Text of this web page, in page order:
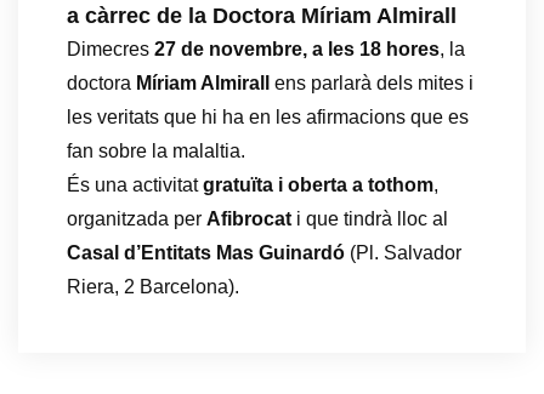
a càrrec de la Doctora Míriam Almirall
Dimecres 27 de novembre, a les 18 hores, la
doctora Míriam Almirall
ens parlarà dels mites i
les veritats que hi ha en les afirmacions que es
fan sobre la malaltia.
És una activitatgratuïta i oberta a tothom,
organitzada per Afibrocat i que tindrà lloc al
Casal d’Entitats Mas Guinardó (Pl. Salvador
Riera, 2 Barcelona).